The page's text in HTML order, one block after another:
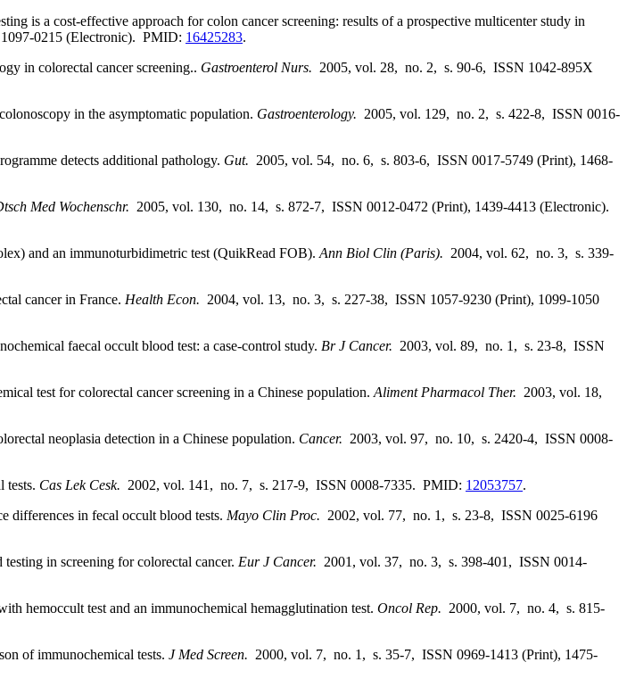
is a cost-effective approach for colon cancer screening: results of a prospective multicenter study in
0215 (Electronic). PMID: 16425283.
in colorectal cancer screening.. Gastroenterol Nurs. 2005, vol. 28, no. 2, s. 90-6, ISSN 1042-895X
in the asymptomatic population. Gastroenterology. 2005, vol. 129, no. 2, s. 422-8, ISSN 0016-
detects additional pathology. Gut. 2005, vol. 54, no. 6, s. 803-6, ISSN 0017-5749 (Print), 1468-
Med Wochenschr. 2005, vol. 130, no. 14, s. 872-7, ISSN 0012-0472 (Print), 1439-4413 (Electronic).
and an immunoturbidimetric test (QuikRead FOB).Ann Biol Clin (Paris). 2004, vol. 62, no. 3, s. 339-
cancer in France. Health Econ. 2004, vol. 13, no. 3, s. 227-38, ISSN 1057-9230 (Print), 1099-1050
faecal occult blood test: a case-control study. Br J Cancer. 2003, vol. 89, no. 1, s. 23-8, ISSN
test for colorectal cancer screening in a Chinese population.Aliment Pharmacol Ther. 2003, vol. 18,
neoplasia detection in a Chinese population. Cancer. 2003, vol. 97, no. 10, s. 2420-4, ISSN 0008-
tests. Cas Lek Cesk. 2002, vol. 141, no. 7, s. 217-9, ISSN 0008-7335. PMID: 12053757.
differences in fecal occult blood tests. Mayo Clin Proc. 2002, vol. 77, no. 1, s. 23-8, ISSN 0025-6196
in screening for colorectal cancer. Eur J Cancer. 2001, vol. 37, no. 3, s. 398-401, ISSN 0014-
hemoccult test and an immunochemical hemagglutination test. Oncol Rep. 2000, vol. 7, no. 4, s. 815-
of immunochemical tests. J Med Screen. 2000, vol. 7, no. 1, s. 35-7, ISSN 0969-1413 (Print), 1475-